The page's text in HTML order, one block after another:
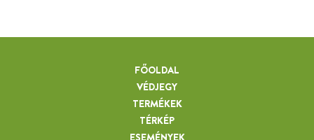
FŐOLDAL
VÉDJEGY
TERMÉKEK
TÉRKÉP
ESEMÉNYEK